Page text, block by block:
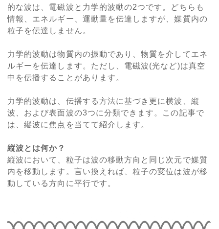
的な波は、電磁波と力学的波動の2つです。どちらも
情報、エネルギー、運動量を伝達しますが、媒質内の
粒子を伝達しません。
力学的波動は物質内の振動であり、物質を介してエネ
ルギーを伝達します。ただし、電磁波(光など)は真空
中を伝播することがあります。
力学的波動は、伝播する方法に基づき更に横波、縦
波、および表面波の3つに分類できます。この記事で
は、縦波に焦点を当てて紹介します。
縦波とは何か？
縦波において、粒子は波の移動方向と同じ次元で媒質
内を移動します。言い換えれば、粒子の変位は波が移
動している方向に平行です。